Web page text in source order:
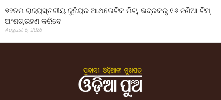
୭୨ତମ ରାଜ୍ୟସ୍ତରୀୟ ଜୁନିୟର ଆଥଲେଟିକ ମିଟ୍‌, ଭଦ୍ରକରୁ ୧୬ ଜଣିଆ ଟିମ୍
ଅଂଶଗ୍ରହଣ କରିବେ
August 6, 2026